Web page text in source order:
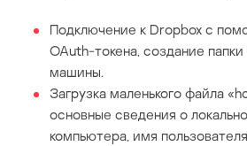
Подключение к Dropbox с
OAuth-токена, создание
машины.
Загрузка маленького файла
основные сведения о
компьютера, имя